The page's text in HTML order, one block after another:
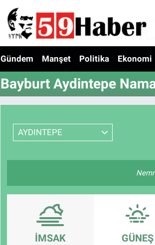
Gündem Manşet Politika Ekonomi
Bayburt Aydintepe
AYDINTEPE
İMSAK GÜNEŞ